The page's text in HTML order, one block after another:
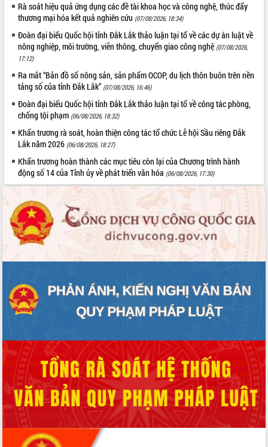
Rà soát hiệu quả ứng dụng các đề tài khoa học và công nghệ, thúc đẩy
thương mại hóa kết quả nghiên cứu (07/08/2026, 18:34)
Đoàn đại biểu Quốc hội tỉnh Đắk Lắk thảo luận tại tổ về các dự án luật về
nông nghiệp, môi trường, viễn thông, chuyển giao công nghệ (07/08/2026,
17:12)
Ra mắt “Bản đồ số nông sản, sản phẩm OCOP, du lịch thôn buôn trên nền
tảng số của tỉnh Đắk Lắk” (07/08/2026, 16:46)
Đoàn đại biểu Quốc hội tỉnh Đắk Lắk thảo luận tại tổ về công tác phòng,
chống tội phạm (06/08/2026, 18:32)
Khẩn trương rà soát, hoàn thiện công tác tổ chức Lễ hội Sầu riêng Đắk
Lắk năm 2026 (06/08/2026, 18:27)
Khẩn trương hoàn thành các mục tiêu còn lại của Chương trình hành
động số 14 của Tỉnh ủy về phát triển văn hóa (06/08/2026, 17:30)